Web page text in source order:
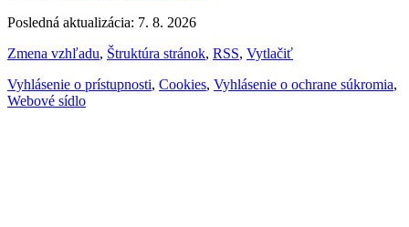
Posledná aktualizácia: 7. 8. 2026
Zmena vzhľadu, Štruktúra stránok, RSS, Vytlačiť
Vyhlásenie o prístupnosti, Cookies, Vyhlásenie o ochrane súkromia,
Webové sídlo